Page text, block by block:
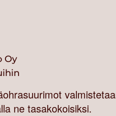
Oy
ne tasakokoisiksi.